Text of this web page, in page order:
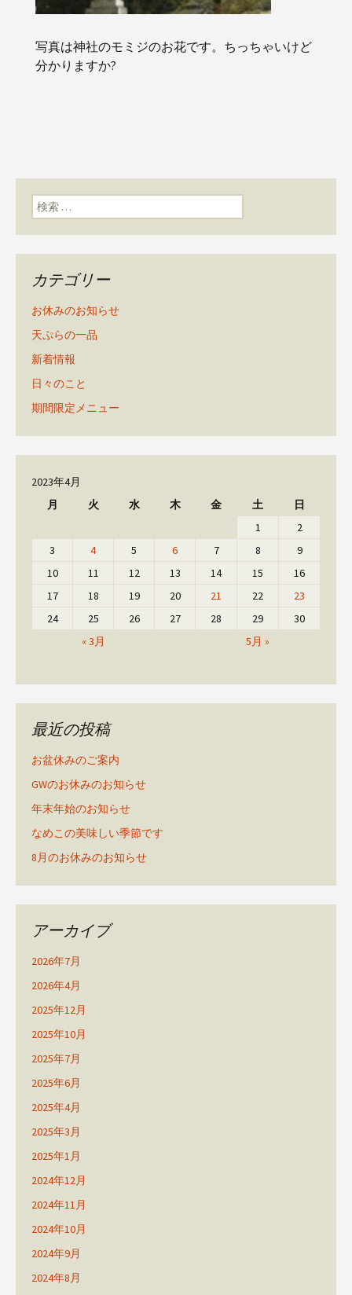
写真は神社のモミジのお花です。ちっちゃいけど
分かりますか?
検索:
カテゴリー
お休みのお知らせ
天ぷらの一品
新着情報
日々のこと
期間限定メニュー
2023年4月
月
火 水 木 金 土 日
« 3月 5月 »
1
2
3
4 5 6 7 8
9
10
11 12 13 14 15
16
17
18 19 20 21 22
23
24
25 26 27 28 29 30
最近の投稿
お盆休みのご案内
GWのお休みのお知らせ
年末年始のお知らせ
なめこの美味しい季節です
8月のお休みのお知らせ
アーカイブ
2026年7月
2026年4月
2025年12月
2025年10月
2025年7月
2025年6月
2025年4月
2025年3月
2025年1月
2024年12月
2024年11月
2024年10月
2024年9月
2024年8月